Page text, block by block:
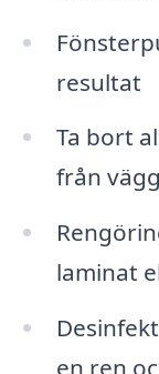
resultat
Ta bort
från
laminat
en ren